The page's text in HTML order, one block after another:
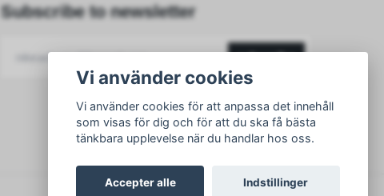
Subscribe to newsletter
subscribe
Vi använder cookies
Vi använder cookies för att anpassa det innehåll
som visas för dig och för att du ska få bästa
tänkbara upplevelse när du handlar hos oss.
Accepter alle Indstillinger